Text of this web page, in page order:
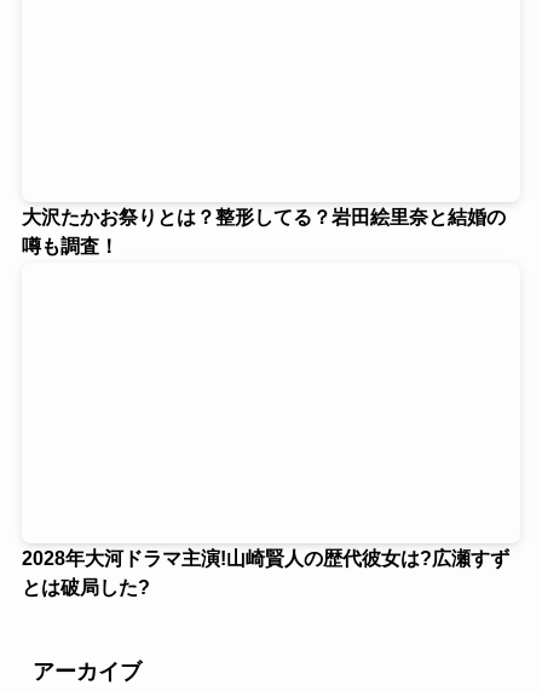
大沢たかお祭りとは？整形してる？岩田絵里奈と結婚の
噂も調査！
2028年大河ドラマ主演!山崎賢人の歴代彼女は?広瀬すず
とは破局した?
アーカイブ